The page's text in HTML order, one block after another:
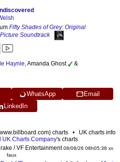
Fifty Shades of Grey: Original
Soundtrack
Haynie, Amanda Ghost
&
WhatsApp
Email
LinkedIn
charts • UK charts info
UK Charts Company's charts
/ VF Entertainment08/08/26 08h05:38 xx
faux